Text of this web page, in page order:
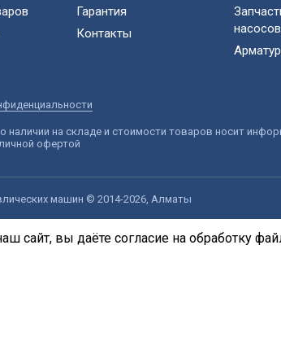
Гарантия
Контакты
насосов
наличии на складе и стоимости товаров носит
офертой
машин © 2014-2026, Алматы
сайт, вы даёте согласие на обработку